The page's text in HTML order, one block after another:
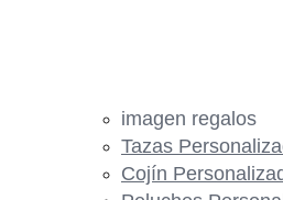
imagen regalos
Tazas
Cojín